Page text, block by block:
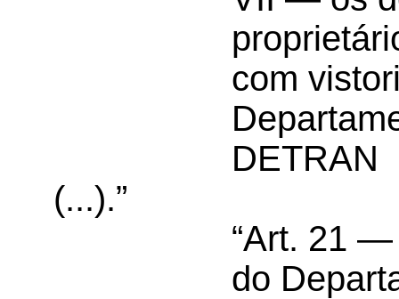
com
DETRAN
(...).”
“Art. 21 —
do